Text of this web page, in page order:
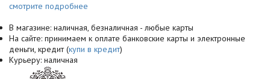
смотрите подробнее
В магазине: наличная, безналичная - любые карты
На сайте: принимаем к оплате банковские карты и электронные
деньги, кредит (купи в кредит)
Курьеру: наличная